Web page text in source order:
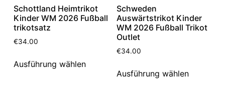
Schottland Heimtrikot
Kinder WM 2026 Fußball
trikotsatz
€34.00
Ausführung wählen
Schweden
Auswärtstrikot Kinder
WM 2026 Fußball Trikot
Outlet
€34.00
Ausführung wählen